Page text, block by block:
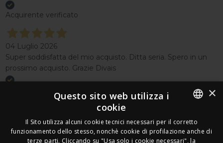
Acquirente verificato
04 Luglio 2026
Super soddisfatta del mio acquisto. Ditta seria. Spero in un
prossimo acquisto. Grazie Divais
Seguici ITALIAN
FRENCH
×
Questo sito web utilizza i
cookie
Il Sito utilizza alcuni cookie tecnici necessari per il corretto
funzionamento dello stesso, nonchè cookie di profilazione anche di
terze parti. Cliccando su "Usa solo i cookie necessari", la